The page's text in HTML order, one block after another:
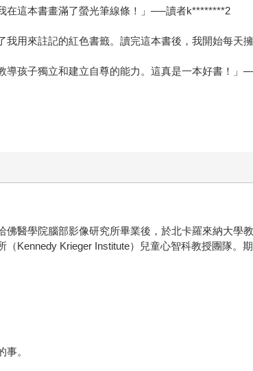
在這本書畫滿了螢光筆線條！」──讀者k********2
我用來註記的紅色書籤。讀完這本書後，我開始每
導孩子獨立和建立自尊的能力。這真是一本好書！」
醫學院腦部影像研究所畢業後，於北卡羅來納大學
Kennedy Krieger Institute）兒童心智科教授團隊。
。